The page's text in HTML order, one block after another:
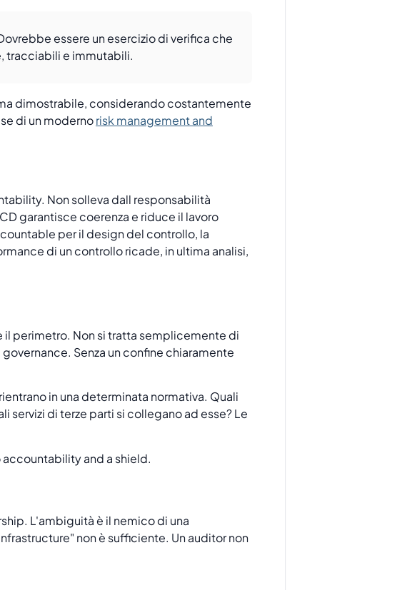
essere un esercizio di verifica che
tracciabili e immutabili.
dimostrabile, considerando costantemente
di un modernorisk management and
Non solleva dall responsabilità
garantisce coerenza e riduce il lavoro
per il design del controllo, la
di un controllo ricade, in ultima analisi,
il perimetro. Non si tratta semplicemente di
Senza un confine chiaramente
in una determinata normativa. Quali
di terze parti si collegano ad esse? Le
L'ambiguità è il nemico di una
non è sufficiente. Un auditor non